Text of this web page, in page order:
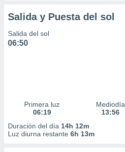
Salida y Puesta del sol
Salida del sol
06:50
Primera luz
06:19
Mediodía
13:56
Duración del día 14h 12m
Luz diurna restante 6h 13m